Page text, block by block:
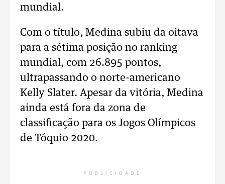
mundial.
Com o título, Medina subiu da oitava
para a sétima posição no ranking
mundial, com 26.895 pontos,
ultrapassando o norte-americano
Kelly Slater. Apesar da vitória, Medina
ainda está fora da zona de
classificação para os Jogos Olímpicos
de Tóquio 2020.
PUBLICIDADE